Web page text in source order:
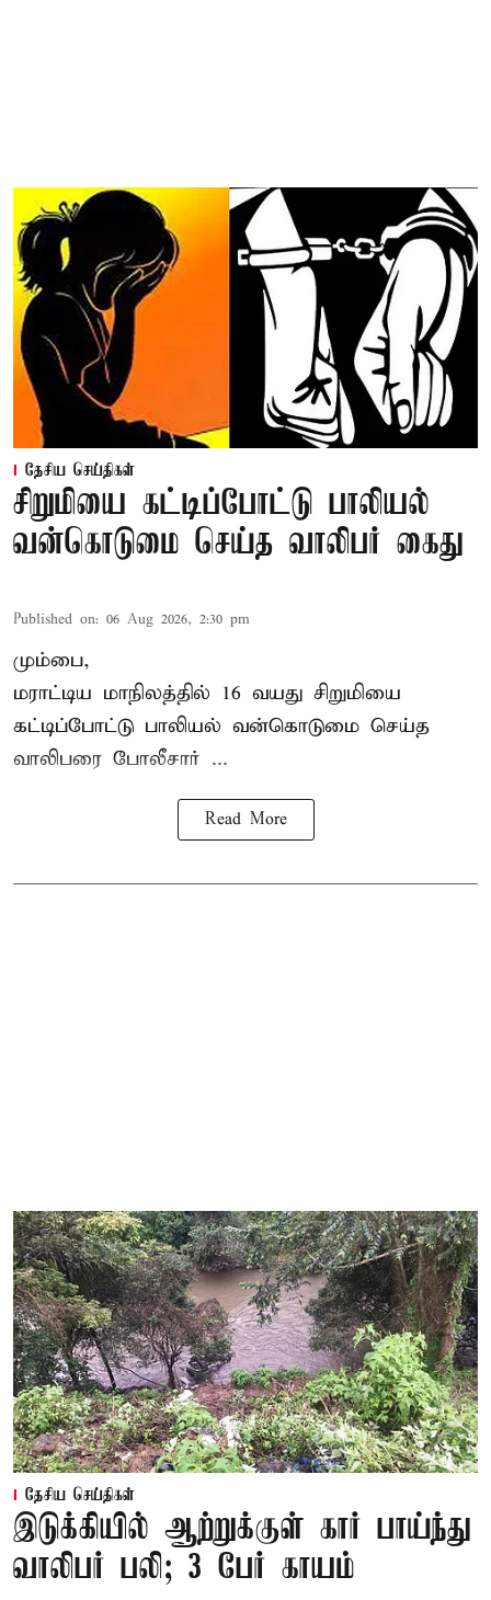
தேசிய செய்திகள்
சிறுமியை கட்டிப்போட்டு பாலியல்
வன்கொடுமை செய்த வாலிபர் கைது
Published on: 06 Aug 2026, 2:30 pm
மும்பை,
மராட்டிய மாநிலத்தில் 16 வயது சிறுமியை
கட்டிப்போட்டு பாலியல் வன்கொடுமை செய்த
வாலிபரை போலீசார் ...
Read More
தேசிய செய்திகள்
இடுக்கியில் ஆற்றுக்குள் கார் பாய்ந்து
வாலிபர் பலி; 3 பேர் காயம்